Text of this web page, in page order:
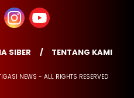
SIBER TENTANG KAMI
NEWS - ALL RIGHTS RESERVED